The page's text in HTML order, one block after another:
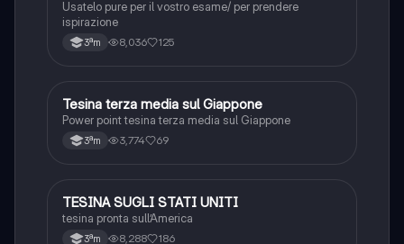
Usatelo pure per il vostro esame/ per prendere
ispirazione
3ªm 8,036 125
Altro
Tesina terza media sul Giappone
Power point tesina terza media sul Giappone
3ªm 3,774 69
Altro
TESINA SUGLI STATI UNITI
tesina pronta sull’America
3ªm 8,288 186